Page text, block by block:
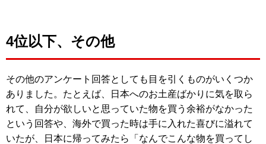
4位以下、その他
その他のアンケート回答としても目を引くものがいくつか
ありました。たとえば、日本へのお土産ばかりに気を取ら
れて、自分が欲しいと思っていた物を買う余裕がなかった
という回答や、海外で買った時は手に入れた喜びに溢れて
いたが、日本に帰ってみたら「なんでこんな物を買ってし